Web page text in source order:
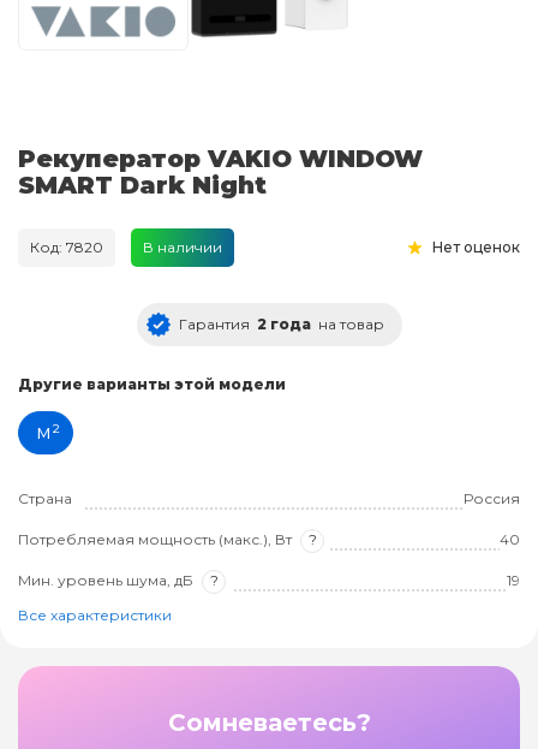
Рекуператор VAKIO WINDOW
SMART Dark Night
Код: 7820 В наличии Нет оценок
Гарантия 2 года на товар
Другие варианты этой модели
м²
Страна Россия
Потребляемая мощность (макс.), Вт ? 40
Мин. уровень шума, дБ ?
19
Все характеристики
Сомневаетесь?